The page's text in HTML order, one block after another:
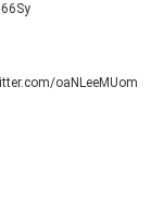
oaNLeeMUom